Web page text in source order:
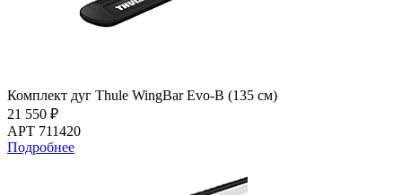
Комплект дуг Thule WingBar Evo-B (135 см)
21 550 ₽
АРТ 711420
Подробнее